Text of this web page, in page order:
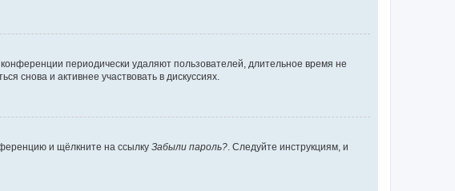
периодически удаляют пользователей, длительное время не
снова и активнее участвовать в дискуссиях.
и щёлкните на ссылку Забыли пароль? . Следуйте инструкциям, и